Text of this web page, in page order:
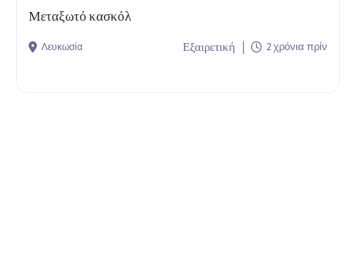
Μεταξωτό κασκόλ
Λευκωσία Εξαιρετική 2 χρόνια πρίν